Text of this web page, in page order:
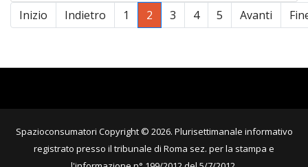
Pagina 2 di 5
Inizio Indietro 1 2 3 4 5 Avanti
Spazioconsumatori Copyright © 2026. Plurisettimanale informativo
registrato presso il tribunale di Roma sez. per la stampa e